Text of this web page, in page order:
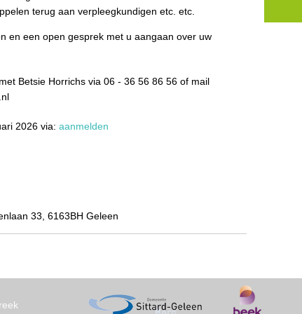
terug aan verpleegkundigen etc. etc.
en een open gesprek met u aangaan over uw
Betsie Horrichs via 06 - 36 56 86 56 of mail
2026 via: aanmelden
33, 6163BH Geleen